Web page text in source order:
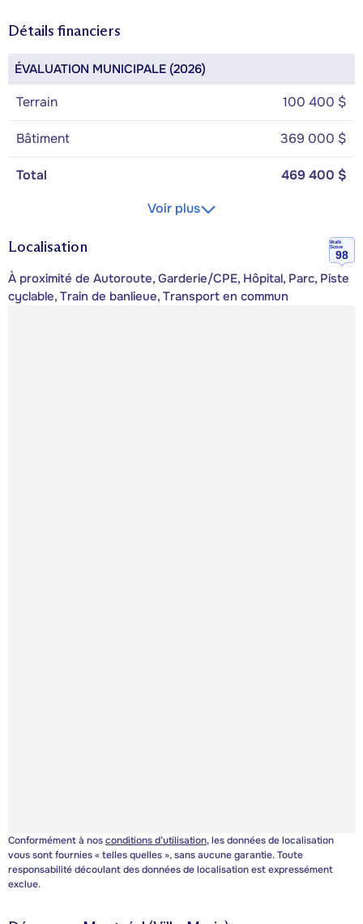
Détails financiers
ÉVALUATION MUNICIPALE (2026)
Terrain 100 400 $
Bâtiment 369 000 $
Total
469 400 $
Voir plus
Localisation
Walk
Score
98
À proximité de Autoroute, Garderie/CPE, Hôpital, Parc, Piste
cyclable, Train de banlieue, Transport en commun
Conformément à nosconditions d’utilisation, les données de localisation
vous sont fournies « telles quelles », sans aucune garantie. Toute
responsabilité découlant des données de localisation est expressément
exclue.